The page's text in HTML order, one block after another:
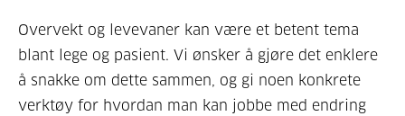
Overvekt og levevaner kan være et betent tema
blant lege og pasient. Vi ønsker å gjøre det enklere
å snakke om dette sammen, og gi noen konkrete
verktøy for hvordan man kan jobbe med endring